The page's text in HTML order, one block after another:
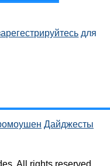
для
Дайджесты
All rights reserved.